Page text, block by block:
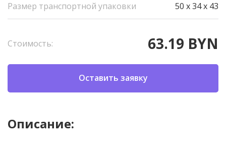
Размер транспортной упаковки 50 x 34 x 43
Стоимость: 63.19 BYN
Оставить заявку
Описание: